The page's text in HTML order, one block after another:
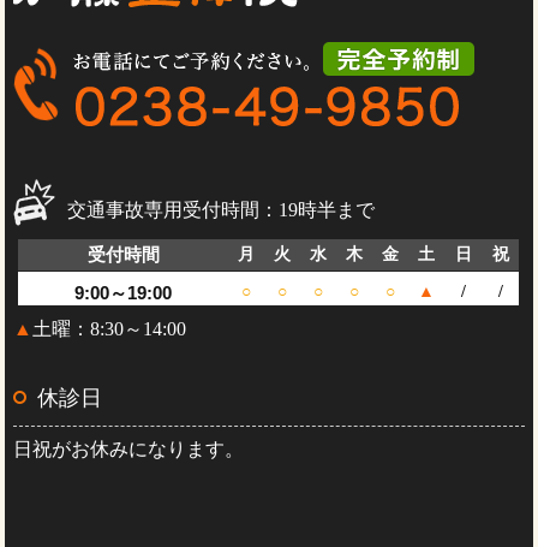
交通事故専用受付時間：19時半まで
受付時間 月 火 水 木 金 土 日 祝
9:00～19:00 ○ ○ ○ ○ ○ ▲ / /
▲ 土曜：8:30～14:00
休診日
日祝がお休みになります。